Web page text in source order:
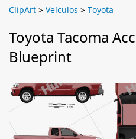
ClipArt > Veículos > Toyota
Toyota Tacoma
Blueprint